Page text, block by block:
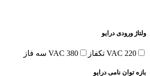
ولتاژ ورودی درایو
220 VAC تکفاز 380 VAC سه فاز
بازه توان نامی درایو